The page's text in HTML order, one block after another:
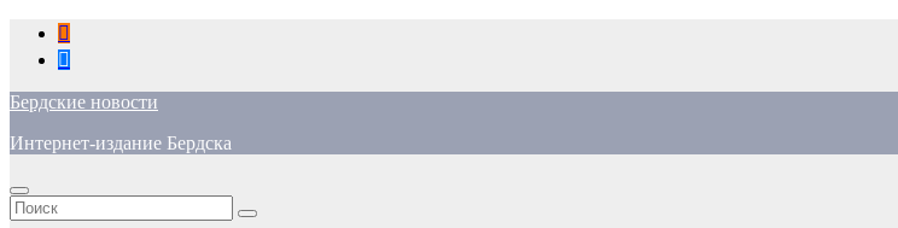
Перейти
содержимому
Бердские новости
Интернет-издание Бердска